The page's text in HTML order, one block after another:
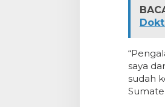
saya
sudah